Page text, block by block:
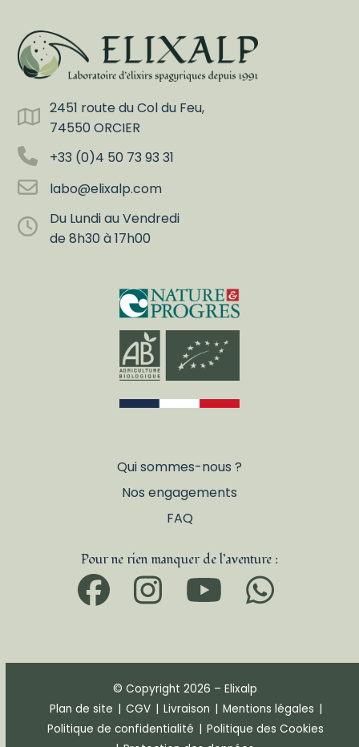
2451 route du Col du Feu,
74550 ORCIER
+33 (0)4 50 73 93 31
labo@elixalp.com
Du Lundi au Vendredi
de 8h30 à 17h00
Qui sommes-nous ?
Nos engagements
FAQ
Pour ne rien manquer de l’aventure :
Facebook
Instagram
© Copyright 2026 – Elixalp
Plan de site | CGV | Livraison | Mentions légales |
Politique de confidentialité | Politique des Cookies